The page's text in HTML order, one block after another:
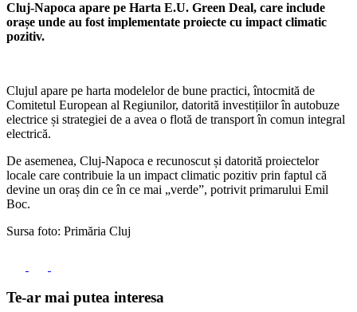
Cluj-Napoca apare pe Harta E.U. Green Deal, care include
orașe unde au fost implementate proiecte cu impact climatic
pozitiv.
Clujul apare pe harta modelelor de bune practici, întocmită de
Comitetul European al Regiunilor, datorită investițiilor în autobuze
electrice și strategiei de a avea o flotă de transport în comun integral
electrică.
De asemenea, Cluj-Napoca e recunoscut și datorită proiectelor
locale care contribuie la un impact climatic pozitiv prin faptul că
devine un oraș din ce în ce mai „verde”, potrivit primarului Emil
Boc.
Sursa foto: Primăria Cluj
Te-ar mai putea interesa